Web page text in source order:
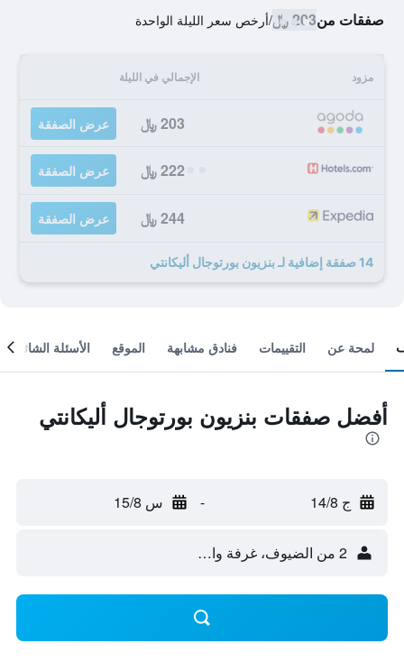
صفقات من203 ﷼ /أرخص سعر الليلة الواحدة
مزود الإجمالي في الليلة
203 ﷼ عرض الصفقة
222 ﷼ عرض الصفقة
244 ﷼ عرض الصفقة
14 صفقة إضافية لـ بنزيون بورتوجال أليكانتي
لمحة عن التقييمات فنادق مشابهة الموقع الأسئلة الشائعة
أفضل صفقات بنزيون بورتوجال أليكانتي
ج 14/8 - س 15/8
2 من الضيوف، غرفة واحدة